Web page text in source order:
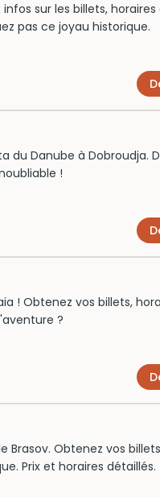
sur les billets,
pas ce joyau historique.
du Danube à Dobroudja.
!
! Obtenez vos billets,
?
Brasov. Obtenez vos
Prix et horaires détaillés.